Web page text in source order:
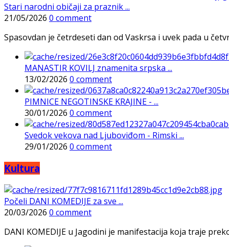
Stari narodni običaji za praznik ...
21/05/2026 0 comment
Spasovdan je četrdeseti dan od Vaskrsa i uvek pada u
MANASTIR KOVILJ znamenita srpska ...
13/02/2026 0 comment
PIMNICE NEGOTINSKE KRAJINE - ...
30/01/2026 0 comment
Svedok vekova nad Ljuboviđom - Rimski ...
29/01/2026 0 comment
Kultura
Počeli DANI KOMEDIJE za sve ...
20/03/2026 0 comment
DANI KOMEDIJE u Jagodini je manifestacija koja traje